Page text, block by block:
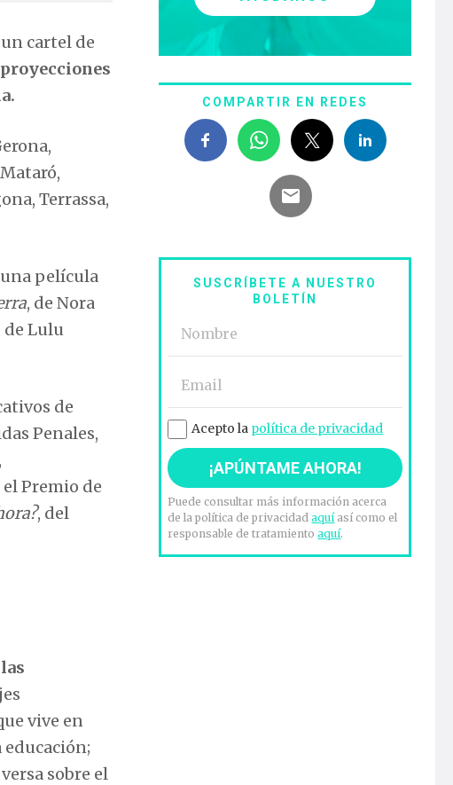
cartel de
Terrassa,
película
, de Nora
de Lulu
de
Penales,
Premio de
, del
vive en
educación;
sobre el
COMPARTIR EN REDES
SUSCRÍBETE A NUESTRO
BOLETÍN
Acepto la política de privacidad
Puede consultar más información acerca
de la política de privacidadaquíasí como el
responsable de tratamientoaquí.